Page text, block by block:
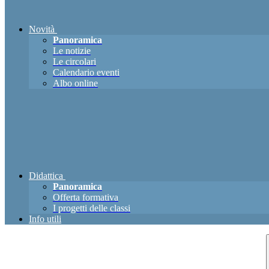
Novità
Panoramica
Le notizie
Le circolari
Calendario eventi
Albo online
Didattica
Panoramica
Offerta formativa
I progetti delle classi
Info utili